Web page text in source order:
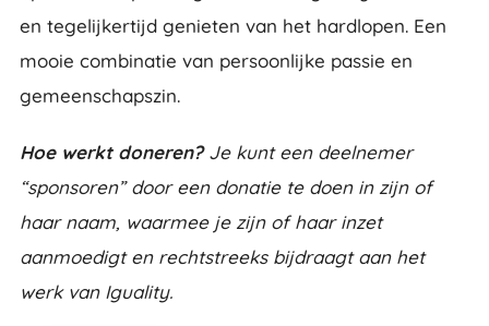
en tegelijkertijd genieten van het hardlopen. Een
mooie combinatie van persoonlijke passie en
gemeenschapszin.
Hoe werkt doneren?Je kunt een deelnemer
“sponsoren” door een donatie te doen in zijn of
haar naam, waarmee je zijn of haar inzet
aanmoedigt en rechtstreeks bijdraagt aan het
werk van Iguality.